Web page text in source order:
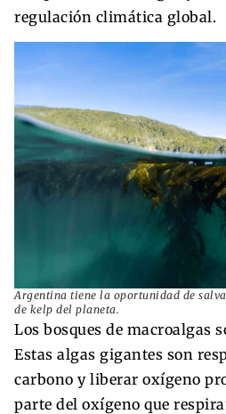
regulación climática global.
Argentina tiene la oportunidad de
de kelp del planeta.
Los bosques de macroalgas
Estas algas gigantes son
carbono y liberar oxígeno
parte del oxígeno que